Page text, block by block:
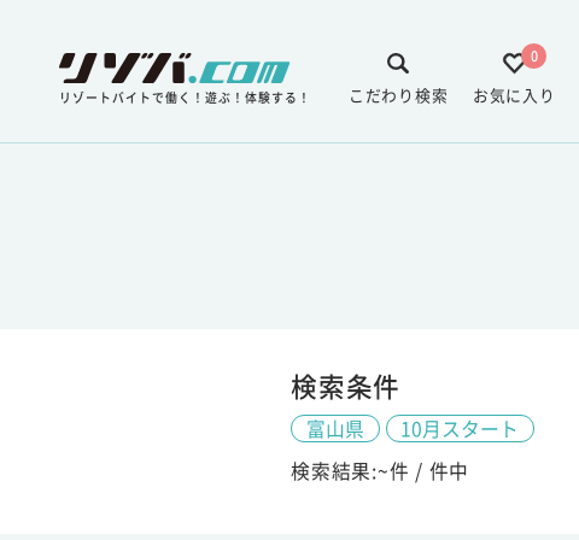
リゾートバイトで働く！遊ぶ！体験する！
0
お気に入り
こだわり検索
検索条件
富山県
10月スタート
検索結果:~件 / 件中